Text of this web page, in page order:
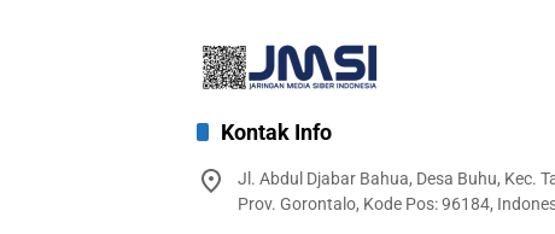
Kontak Info
Jl. Abdul Djabar Bahua, Desa Buhu, Kec.
Prov. Gorontalo, Kode Pos: 96184,